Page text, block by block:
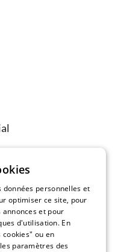
maintenant
données personnelles et
optimiser ce site, pour
et pour
d'utilisation. En
ou en
paramètres des